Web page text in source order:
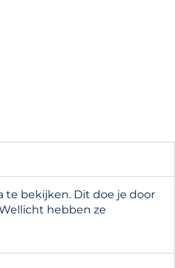
te bekijken. Dit doe je door
hebben ze